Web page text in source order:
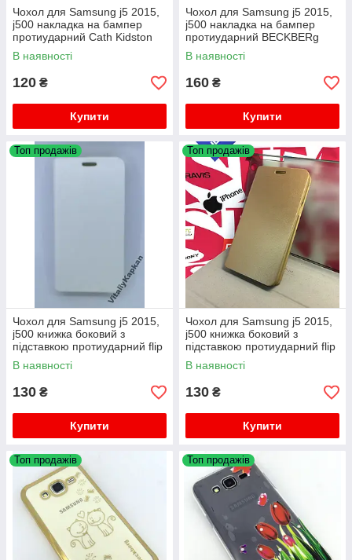
Чохол для Samsung j5 2015,
j500 накладка на бампер
протиударний Cath Kidston
В наявності
120 ₴
Купити
Чохол для Samsung j5 2015,
j500 накладка на бампер
протиударний BECKBERg
В наявності
160 ₴
Купити
Топ продажів
Чохол для Samsung j5 2015,
j500 книжка боковий з
підставкою протиударний flip
cover
В наявності
130 ₴
Купити
Топ продажів
Чохол для Samsung j5 2015,
j500 книжка боковий з
підставкою протиударний flip
cover
В наявності
130 ₴
Купити
Топ продажів Топ продажів